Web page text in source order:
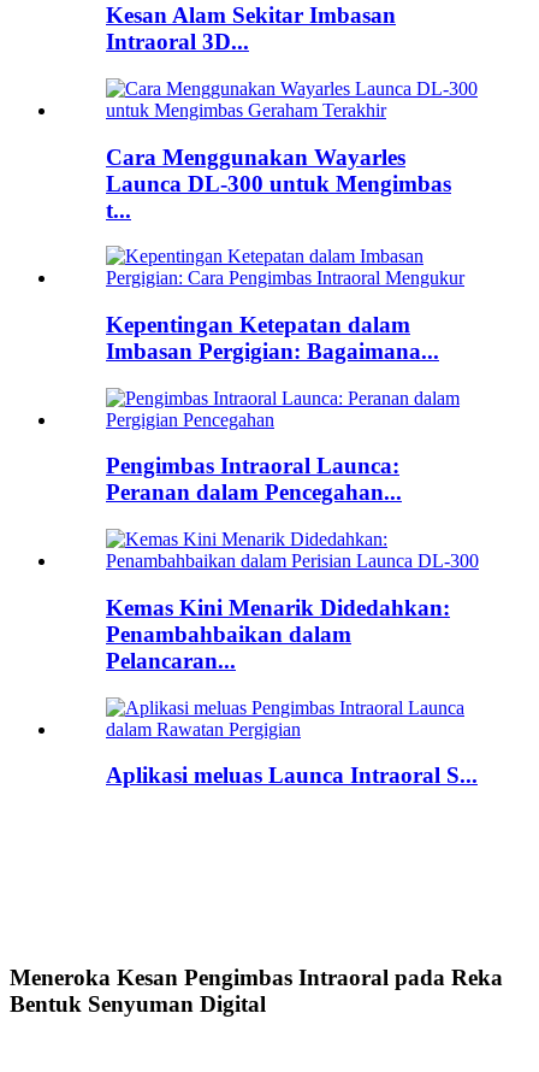
Kesan Alam Sekitar Imbasan
Intraoral 3D...
Cara Menggunakan Wayarles
Launca DL-300 untuk Mengimbas
t...
Kepentingan Ketepatan dalam
Imbasan Pergigian: Bagaimana...
Pengimbas Intraoral Launca:
Peranan dalam Pencegahan...
Kemas Kini Menarik Didedahkan:
Penambahbaikan dalam
Pelancaran...
Aplikasi meluas Launca Intraoral S...
Meneroka Kesan Pengimbas Intraoral pada Reka
Bentuk Senyuman Digital